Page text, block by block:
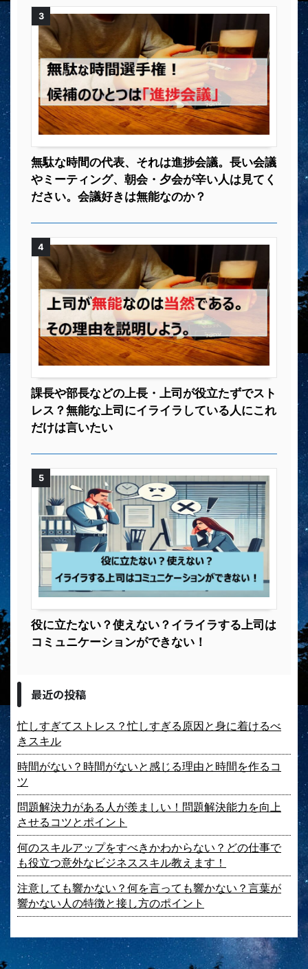
3
無駄な時間の代表、それは進捗会議。長い会議
やミーティング、朝会・夕会が辛い人は見てく
ださい。会議好きは無能なのか？
4
課長や部長などの上長・上司が役立たずでスト
レス？無能な上司にイライラしている人にこれ
だけは言いたい
5
役に立たない？使えない？イライラする上司は
コミュニケーションができない！
最近の投稿
忙しすぎてストレス？忙しすぎる原因と身に着けるべ
きスキル
時間がない？時間がないと感じる理由と時間を作るコ
ツ
問題解決力がある人が羨ましい！問題解決能力を向上
させるコツとポイント
何のスキルアップをすべきかわからない？どの仕事で
も役立つ意外なビジネススキル教えます！
注意しても響かない？何を言っても響かない？言葉が
響かない人の特徴と接し方のポイント